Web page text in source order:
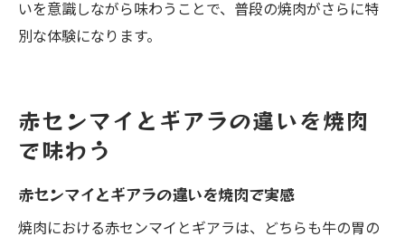
いを意識しながら味わうことで、普段の焼肉がさらに特
別な体験になります。
赤センマイとギアラの違いを焼肉
で味わう
赤センマイとギアラの違いを焼肉で実感
焼肉における赤センマイとギアラは、どちらも牛の胃の